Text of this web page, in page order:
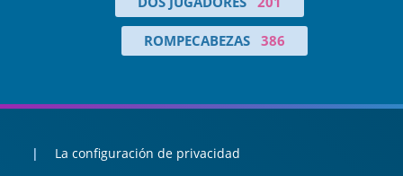
ROMPECABEZAS 386
La configuración de privacidad